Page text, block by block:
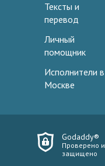
Тексты и
перевод
Личный
помощник
Исполнители в
Москве
Godaddy®
Проверено и
защищено